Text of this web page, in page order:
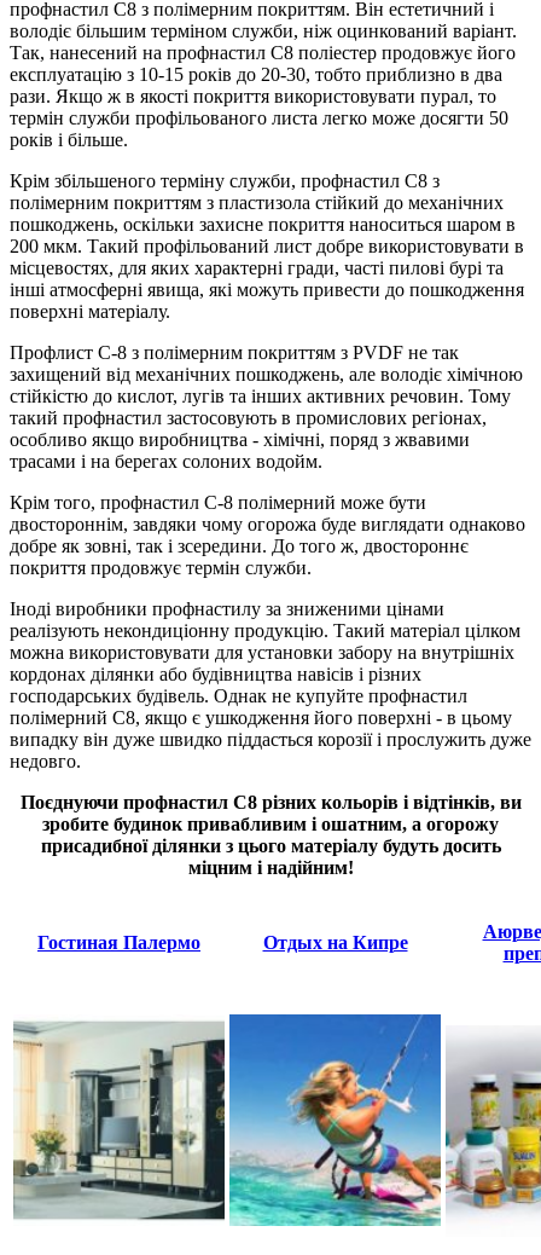
профнастил С8 з полімерним покриттям. Він естетичний і
володіє більшим терміном служби, ніж оцинкований варіант.
Так, нанесений на профнастил С8 поліестер продовжує його
експлуатацію з 10-15 років до 20-30, тобто приблизно в два
рази. Якщо ж в якості покриття використовувати пурал, то
термін служби профільованого листа легко може досягти 50
років і більше.
Крім збільшеного терміну служби, профнастил С8 з
полімерним покриттям з пластизола стійкий до механічних
пошкоджень, оскільки захисне покриття наноситься шаром в
200 мкм. Такий профільований лист добре використовувати в
місцевостях, для яких характерні гради, часті пилові бурі та
інші атмосферні явища, які можуть привести до пошкодження
поверхні матеріалу.
Профлист С-8 з полімерним покриттям з PVDF не так
захищений від механічних пошкоджень, але володіє хімічною
стійкістю до кислот, лугів та інших активних речовин. Тому
такий профнастил застосовують в промислових регіонах,
особливо якщо виробництва - хімічні, поряд з жвавими
трасами і на берегах солоних водойм.
Крім того, профнастил С-8 полімерний може бути
двостороннім, завдяки чому огорожа буде виглядати однаково
добре як зовні, так і зсередини. До того ж, двостороннє
покриття продовжує термін служби.
Іноді виробники профнастилу за зниженими цінами
реалізують некондиціонну продукцію. Такий матеріал цілком
можна використовувати для установки забору на внутрішніх
кордонах ділянки або будівництва навісів і різних
господарських будівель. Однак не купуйте профнастил
полімерний С8, якщо є ушкодження його поверхні - в цьому
випадку він дуже швидко піддасться корозії і прослужить дуже
недовго.
Поєднуючи профнастил С8 різних кольорів і відтінків, ви
зробите будинок привабливим і ошатним, а огорожу
присадибної ділянки з цього матеріалу будуть досить
міцним і надійним!
Гостиная Палермо Отдых на Кипре